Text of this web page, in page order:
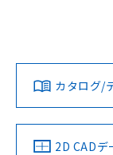
タイムチャート
ダウンロードデ
みください。
ソフトウェアの使
EU RoHS 注
対応済み
中国 RoHS 注
LR型式承認
（イギリス
船舶規格）
カタログ/
2D CADデ